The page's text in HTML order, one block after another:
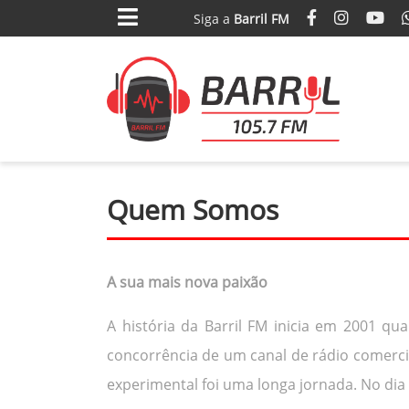
Siga a Barril FM
Quem Somos
A sua mais nova paixão
A história da Barril FM inicia em 2001
concorrência de um canal de rádio
experimental foi uma longa jornada. No